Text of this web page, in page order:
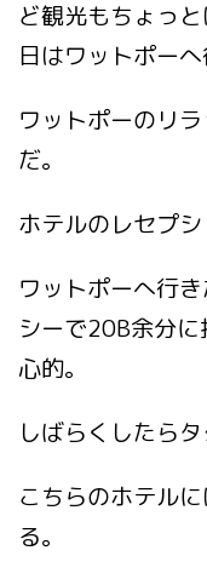
ど観光もちょっ
日はワットポーへ
ワットポーのリ
だ。
ホテルのレセプ
ワットポーへ行
シーで20B余分
心的。
しばらくしたら
こちらのホテル
る。